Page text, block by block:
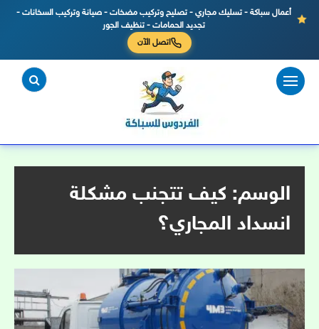
أعمال سباكة - تسليك مجاري - تصليح وتركيب مضخات - صيانة وتركيب السخانات -
تجديد الحمامات - تنظيف الجور
اتصل الآن
التجاوز
المحتوى
الوسم: كيف تتجنب مشكلة
انسداد المجاري؟